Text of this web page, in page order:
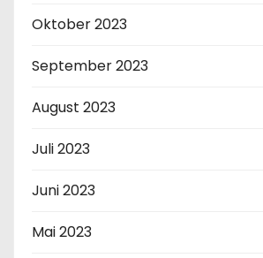
Oktober 2023
September 2023
August 2023
Juli 2023
Juni 2023
Mai 2023